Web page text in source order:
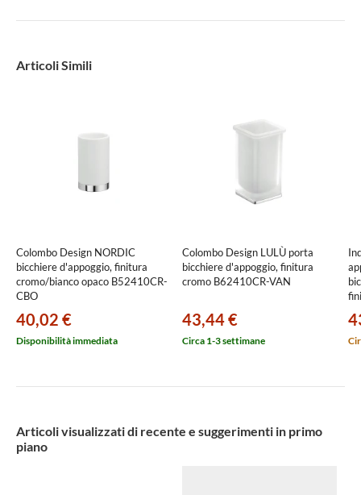
Articoli Simili
Colombo Design NORDIC
bicchiere d'appoggio, finitura
cromo/bianco opaco B52410CR-
CBO
40,02 €
Disponibilità immediata
Colombo Design LULÙ porta
bicchiere d'appoggio, finitura
cromo B62410CR-VAN
43,44 €
Circa 1-3 settimane
Articoli visualizzati di recente e suggerimenti in primo
piano